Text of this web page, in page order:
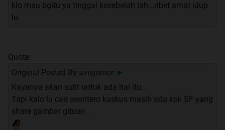
klo mau bgitu ya tinggal kesebelah lah...ribet amat idup
lu
Quote:
Original Posted By azisjunior ►
Kayanya akan sulit untuk ada hal itu..
Tapi kalo lu cari seantero kaskus masih ada kok SF yang
share gambar gituan..